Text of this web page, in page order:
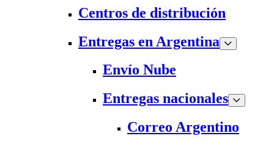
Centros de distribución
Entregas en Argentina
Envío Nube
Entregas nacionales
Correo Argentino